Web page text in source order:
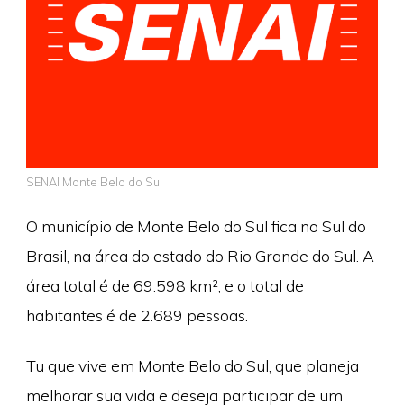
SENAI Monte Belo do Sul
O município de Monte Belo do Sul fica no Sul do
Brasil, na área do estado do Rio Grande do Sul. A
área total é de 69.598 km², e o total de
habitantes é de 2.689 pessoas.
Tu que vive em Monte Belo do Sul, que planeja
melhorar sua vida e deseja participar de um